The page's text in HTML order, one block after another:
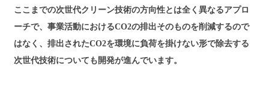
ここまでの次世代クリーン技術の方向性とは全く異なるアプロ
ーチで、事業活動におけるCO2の排出そのものを削減するので
はなく、排出されたCO2を環境に負荷を掛けない形で除去する
次世代技術についても開発が進んでいます。